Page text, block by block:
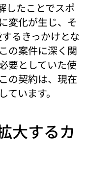
したことでスポ
変化が生じ、そ
るきっかけとな
の案件に深く関
要としていた使
の契約は、現在
います。
大するカ